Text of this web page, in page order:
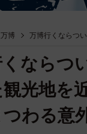
博 万博行くならつ
ならつ
観光地を
わる意